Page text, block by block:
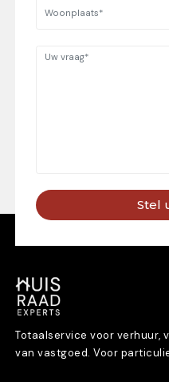
Stel
Totaalservice voor verhuur,
van vastgoed. Voor